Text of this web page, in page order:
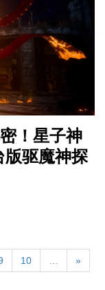
！星子神
版驱魔神探
10 »